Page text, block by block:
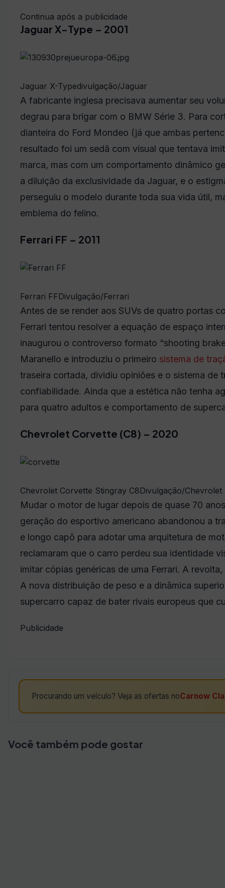
Continua após a publicidade
Jaguar X-Type – 2001
Jaguar X-Typedivulgação/Jaguar
A fabricante inglesa precisava aumentar seu
degrau para brigar com o BMW Série 3. Para
dianteira do Ford Mondeo (já que ambas
resultado foi um sedã com visual que tentava
marca, mas com um comportamento dinâmico
a diluição da exclusividade da Jaguar, e o
perseguiu o modelo durante toda sua vida útil,
emblema do felino.
Ferrari FF – 2011
Ferrari FFDivulgação/Ferrari
Antes de se render aos SUVs de quatro portas
Ferrari tentou resolver a equação de espaço
inaugurou o controverso formato “shooting
Maranello e introduziu o primeiro sistema de
traseira cortada, dividiu opiniões e o sistema de
confiabilidade. Ainda que a estética não tenha
para quatro adultos e comportamento de
Chevrolet Corvette (C8) – 2020
Chevrolet Corvette Stingray C8Divulgação/Chevrolet
Mudar o motor de lugar depois de quase 70
geração do esportivo americano abandonou a
e longo capô para adotar uma arquitetura de
reclamaram que o carro perdeu sua identidade
imitar cópias genéricas de uma Ferrari. A
A nova distribuição de peso e a dinâmica
supercarro capaz de bater rivais europeus que
Publicidade
Procurando um veículo? Veja as ofertas noCarnow
Você também pode gostar